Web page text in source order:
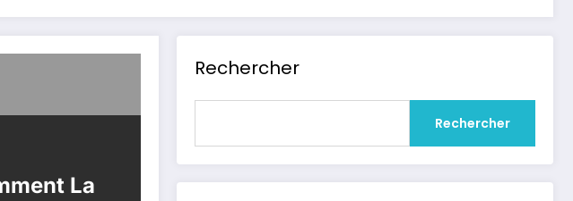
La
Rechercher
Rechercher